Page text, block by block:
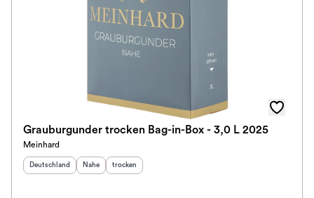
Grauburgunder trocken Bag-in-Box - 3,0 L 2025
Meinhard
Herkunftsland
Deutschland Herkunftsregion:
Nahe Geschmack
trocken